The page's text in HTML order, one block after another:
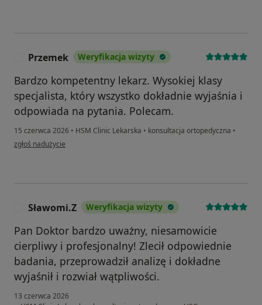
Przemek Weryfikacja wizyty
Bardzo kompetentny lekarz. Wysokiej klasy
specjalista, który wszystko dokładnie wyjaśnia i
odpowiada na pytania. Polecam.
15 czerwca 2026 • HSM Clinic Lekarska • konsultacja ortopedyczna •
w opinii użytkownika Przemek
zgłoś nadużycie
Sławomi.Z Weryfikacja wizyty
Pan Doktor bardzo uważny, niesamowicie
cierpliwy i profesjonalny! Zlecił odpowiednie
badania, przeprowadził analizę i dokładne
wyjaśnił i rozwiał wątpliwości.
13 czerwca 2026